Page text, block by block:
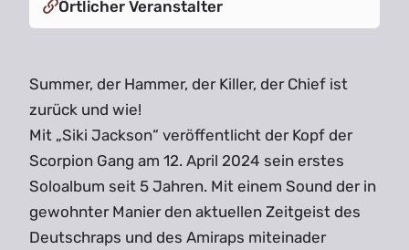
Örtlicher Veranstalter
Summer, der Hammer, der Killer, der Chief ist
zurück und wie!
Mit „Siki Jackson“ veröffentlicht der Kopf der
Scorpion Gang am 12. April 2024 sein erstes
Soloalbum seit 5 Jahren. Mit einem Sound der in
gewohnter Manier den aktuellen Zeitgeist des
Deutschraps und des Amiraps miteinader